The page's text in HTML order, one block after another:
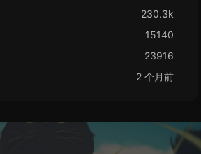
230.3k
15140
23916
2 个月前